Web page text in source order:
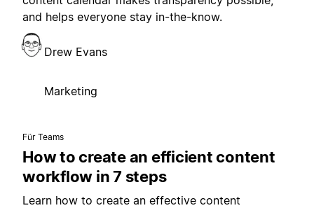
and helps everyone stay in-the-know.
Drew Evans
Marketing
Für Teams
How to create an efficient content
workflow in 7 steps
Learn how to create an effective content